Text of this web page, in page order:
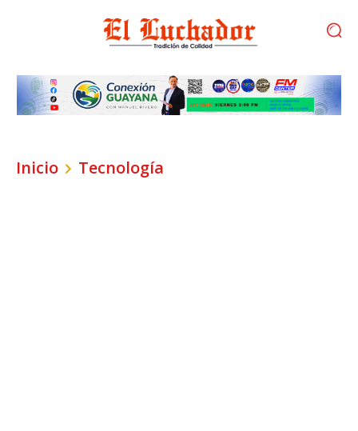
Inicio Tecnología